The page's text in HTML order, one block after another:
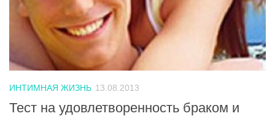
ИНТИМНАЯ ЖИЗНЬ 13.08.2013
Тест на удовлетворенность браком и